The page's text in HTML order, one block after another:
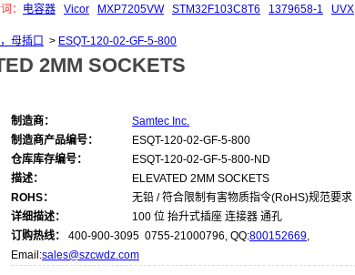
： 电容器 Vicor MXP7205VW STM32F103C8T6 1379658-1 UVX
母插口 > ESQT-120-02-GF-5-800
2MM SOCKETS
制造商：
Samtec Inc.
制造商产品编号：
ESQT-120-02-GF-5-800
仓库库存编号：
ESQT-120-02-GF-5-800-ND
描述：
ELEVATED 2MM SOCKETS
ROHS：
无铅 / 符合限制有害物质指令(RoHS)规范要求
详细描述：
100 位 抬升式插座 连接器 通孔
订购热线：
400-900-3095 0755-21000796, QQ:800152669,
Email:sales@szcwdz.com